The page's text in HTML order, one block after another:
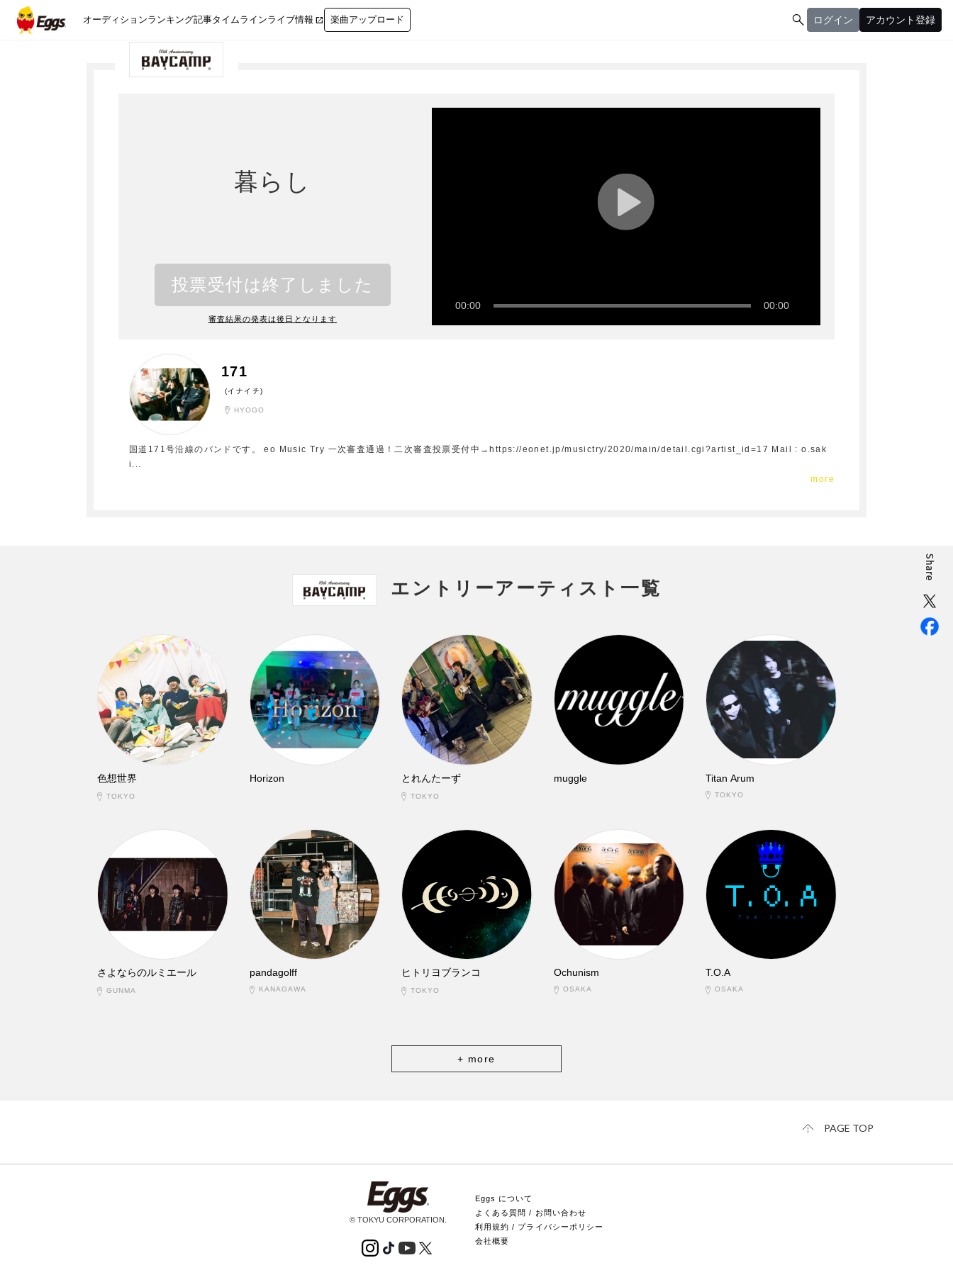
オーディションランキング記事タイムラインライブ情報  楽曲アップロード  ログイン アカウント登録
00:00 00:00
暮らし
投票受付は終了しました
審査結果の発表は後日となります
171
(イナイチ)
HYOGO
国道171号沿線のバンドです。 eo Music Try 一次審査通過！二次審査投票受付中→https://eonet.jp/musictry/2020/main/detail.cgi?artist_id=17 Mail : o.sak
i ...
more
エントリーアーティスト一覧
色想世界
TOKYO
Horizon とれんたーず
TOKYO
muggle Titan Arum
TOKYO
さよならのルミエール
GUNMA
pandagolff
KANAGAWA
ヒトリヨブランコ
TOKYO
Ochunism
OSAKA
T.O.A
OSAKA
+ more
PAGE TOP
© TOKYU CORPORATION.
Eggs について
よくある質問 / お問い合わせ
利用規約 / プライバシーポリシー
会社概要